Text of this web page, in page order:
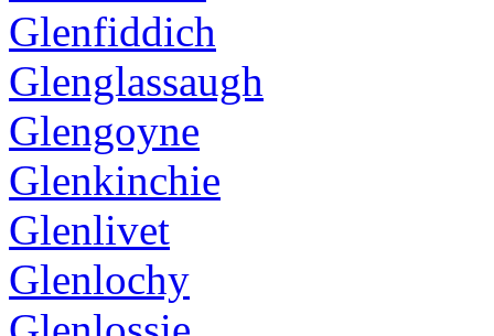
Glenfiddich
Glenglassaugh
Glengoyne
Glenkinchie
Glenlivet
Glenlochy